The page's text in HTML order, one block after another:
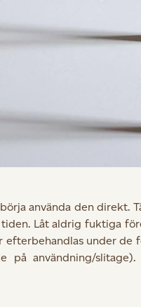
använda den direkt.
Låt aldrig fuktiga
under de
användning/